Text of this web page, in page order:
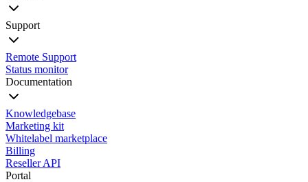
Support
Remote Support
Status monitor
Documentation
Knowledgebase
Marketing kit
Whitelabel marketplace
Billing
Reseller API
Portal